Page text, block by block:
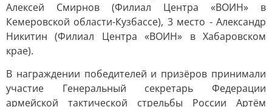
Алексей Смирнов (Филиал Центра «ВОИН» в
Кемеровской области-Кузбассе), 3 место - Александр
Никитин (Филиал Центра «ВОИН» в Хабаровском
крае).
В награждении победителей и призёров принимали
участие Генеральный секретарь Федерации
армейской тактической стрельбы России Артём